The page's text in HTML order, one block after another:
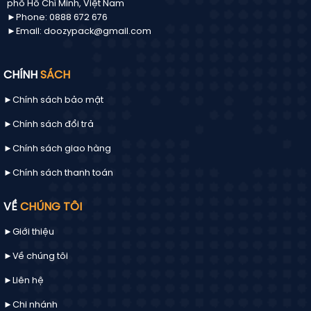
lượng sản phẩm nhập khẩu.
Vì sao cần in tem phụ hàng nhập
khẩu?
phố Hồ Chí Minh, Việt Nam
►Phone: 0888 672 676
►Email: doozypack@gmail.com
CHÍNH SÁCH
►Chính sách bảo mật
►Chính sách đổi trả
►Chính sách giao hàng
►Chính sách thanh toán
VỀ CHÚNG TÔI
►Giới thiệu
►Về chúng tôi
► Liên hệ
►Chi nhánh